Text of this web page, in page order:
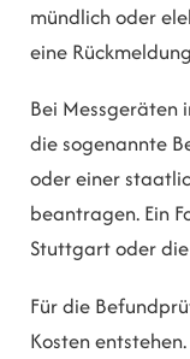
mündlich oder
eine
Bei Messgeräten
die sogenannte
oder einer
beantragen. Ein
Stuttgart oder
Für die
Kosten